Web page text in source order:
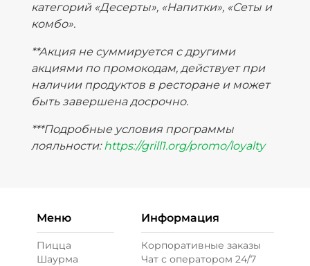
категорий «Десерты», «Напитки», «Сеты и
комбо».
**Акция не суммируется с другими
акциями по промокодам, действует при
наличии продуктов в ресторане и может
быть завершена досрочно.
***Подробные условия программы
лояльности:https://grill1.org/promo/loyalty
Меню
Пицца
Шаурма
Информация
Корпоративные заказы
Чат с оператором 24/7